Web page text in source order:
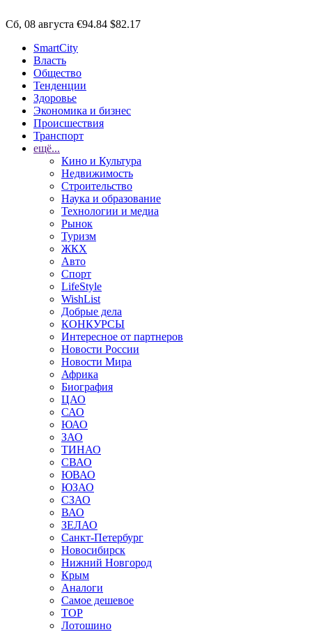
Сб, 08 августа €94.84 $82.17
SmartCity
Власть
Общество
Тенденции
Здоровье
Экономика и бизнес
Происшествия
Транспорт
ещё...
Кино и Культура
Недвижимость
Строительство
Наука и образование
Технологии и медиа
Рынок
Туризм
ЖКХ
Авто
Спорт
LifeStyle
WishList
Добрые дела
КОНКУРСЫ
Интересное от партнеров
Новости России
Новости Мира
Африка
Биография
ЦАО
САО
ЮАО
ЗАО
ТИНАО
СВАО
ЮВАО
ЮЗАО
СЗАО
ВАО
ЗЕЛАО
Санкт-Петербург
Новосибирск
Нижний Новгород
Крым
Аналоги
Самое дешевое
TOP
Лотошино